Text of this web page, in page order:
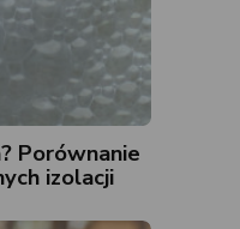
Porównanie
izolacji